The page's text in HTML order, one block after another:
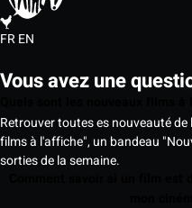
FREN
Vous avez une
Retrouver toutes es nouveauté
films à l'affiche", un bandeau
sorties de la semaine.